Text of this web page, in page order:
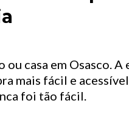
casa em Osasco.
mais fácil e
foi tão fácil.